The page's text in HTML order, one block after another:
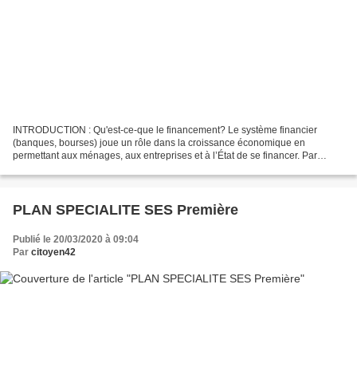
INTRODUCTION : Qu'est-ce-que le financement? Le système financier
(banques, bourses) joue un rôle dans la croissance économique en
permettant aux ménages, aux entreprises et à l’État de se financer. Par
PLAN SPECIALITE SES Première
Publié le 20/03/2020 à 09:04
Par citoyen42